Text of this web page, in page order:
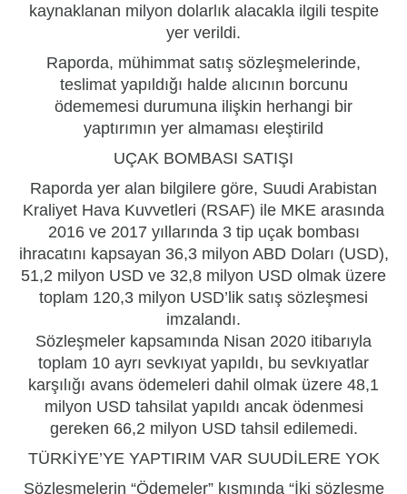
kaynaklanan milyon dolarlık alacakla ilgili tespite
yer verildi.
Raporda, mühimmat satış sözleşmelerinde,
teslimat yapıldığı halde alıcının borcunu
ödememesi durumuna ilişkin herhangi bir
yaptırımın yer almaması eleştirild
UÇAK BOMBASI SATIŞI
Raporda yer alan bilgilere göre, Suudi Arabistan
Kraliyet Hava Kuvvetleri (RSAF) ile MKE arasında
2016 ve 2017 yıllarında 3 tip uçak bombası
ihracatını kapsayan 36,3 milyon ABD Doları (USD),
51,2 milyon USD ve 32,8 milyon USD olmak üzere
toplam 120,3 milyon USD’lik satış sözleşmesi
imzalandı.
Sözleşmeler kapsamında Nisan 2020 itibarıyla
toplam 10 ayrı sevkıyat yapıldı, bu sevkıyatlar
karşılığı avans ödemeleri dahil olmak üzere 48,1
milyon USD tahsilat yapıldı ancak ödenmesi
gereken 66,2 milyon USD tahsil edilemedi.
TÜRKİYE’YE YAPTIRIM VAR SUUDİLERE YOK
Sözleşmelerin “Ödemeler” kısmında “İki sözleşme